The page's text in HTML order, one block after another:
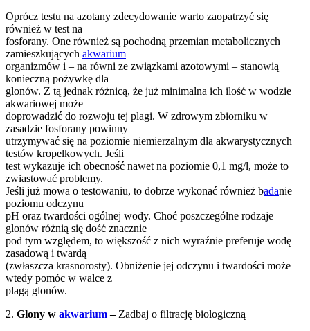
Oprócz testu na azotany zdecydowanie warto zaopatrzyć się
również w test na
fosforany. One również są pochodną przemian metabolicznych
zamieszkujących akwarium
organizmów i – na równi ze związkami azotowymi – stanowią
konieczną pożywkę dla
glonów. Z tą jednak różnicą, że już minimalna ich ilość w wodzie
akwariowej może
doprowadzić do rozwoju tej plagi. W zdrowym zbiorniku w
zasadzie fosforany powinny
utrzymywać się na poziomie niemierzalnym dla akwarystycznych
testów kropelkowych. Jeśli
test wykazuje ich obecność nawet na poziomie 0,1 mg/l, może to
zwiastować problemy.
Jeśli już mowa o testowaniu, to dobrze wykonać również badanie
poziomu odczynu
pH oraz twardości ogólnej wody. Choć poszczególne rodzaje
glonów różnią się dość znacznie
pod tym względem, to większość z nich wyraźnie preferuje wodę
zasadową i twardą
(zwłaszcza krasnorosty). Obniżenie jej odczynu i twardości może
wtedy pomóc w walce z
plagą glonów.
2. Glony w akwarium–Zadbaj o filtrację biologiczną